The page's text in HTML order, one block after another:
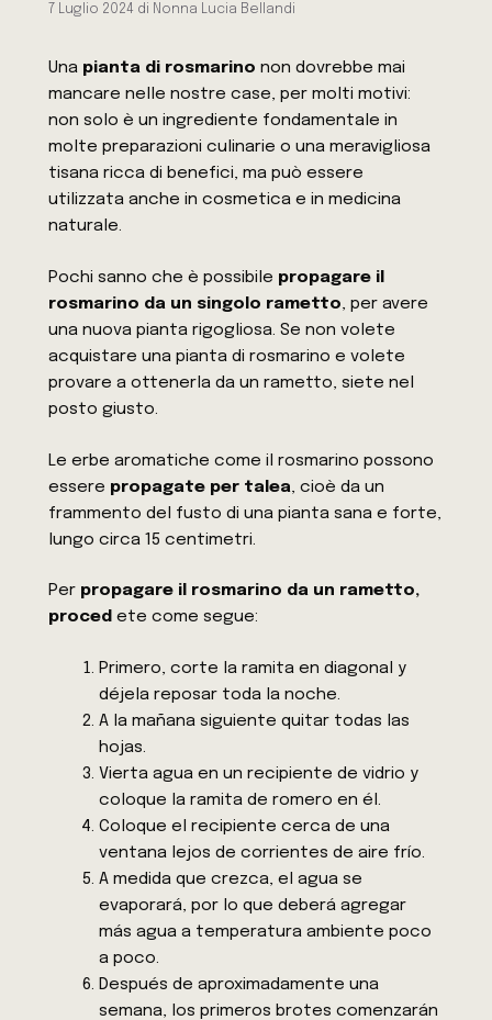
7 Luglio 2024 di Nonna Lucia Bellandi
Una pianta di rosmarino non dovrebbe mai
mancare nelle nostre case, per molti motivi:
non solo è un ingrediente fondamentale in
molte preparazioni culinarie o una meravigliosa
tisana ricca di benefici, ma può essere
utilizzata anche in cosmetica e in medicina
naturale.
Pochi sanno che è possibile propagare il
rosmarino da un singolo rametto, per avere
una nuova pianta rigogliosa. Se non volete
acquistare una pianta di rosmarino e volete
provare a ottenerla da un rametto, siete nel
posto giusto.
Le erbe aromatiche come il rosmarino possono
essere propagate per talea, cioè da un
frammento del fusto di una pianta sana e forte,
lungo circa 15 centimetri.
Per propagare il rosmarino da un rametto,
proced ete come segue:
Primero, corte la ramita en diagonal y
déjela reposar toda la noche.
A la mañana siguiente quitar todas las
hojas.
Vierta agua en un recipiente de vidrio y
coloque la ramita de romero en él.
Coloque el recipiente cerca de una
ventana lejos de corrientes de aire frío.
A medida que crezca, el agua se
evaporará, por lo que deberá agregar
más agua a temperatura ambiente poco
a poco.
Después de aproximadamente una
semana, los primeros brotes comenzarán